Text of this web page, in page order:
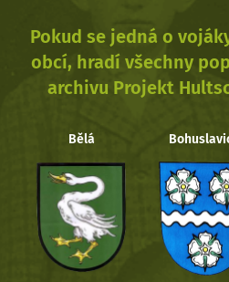
Pokud se jedná o
obcí, hradí všechny
archivu Projekt
Bělá